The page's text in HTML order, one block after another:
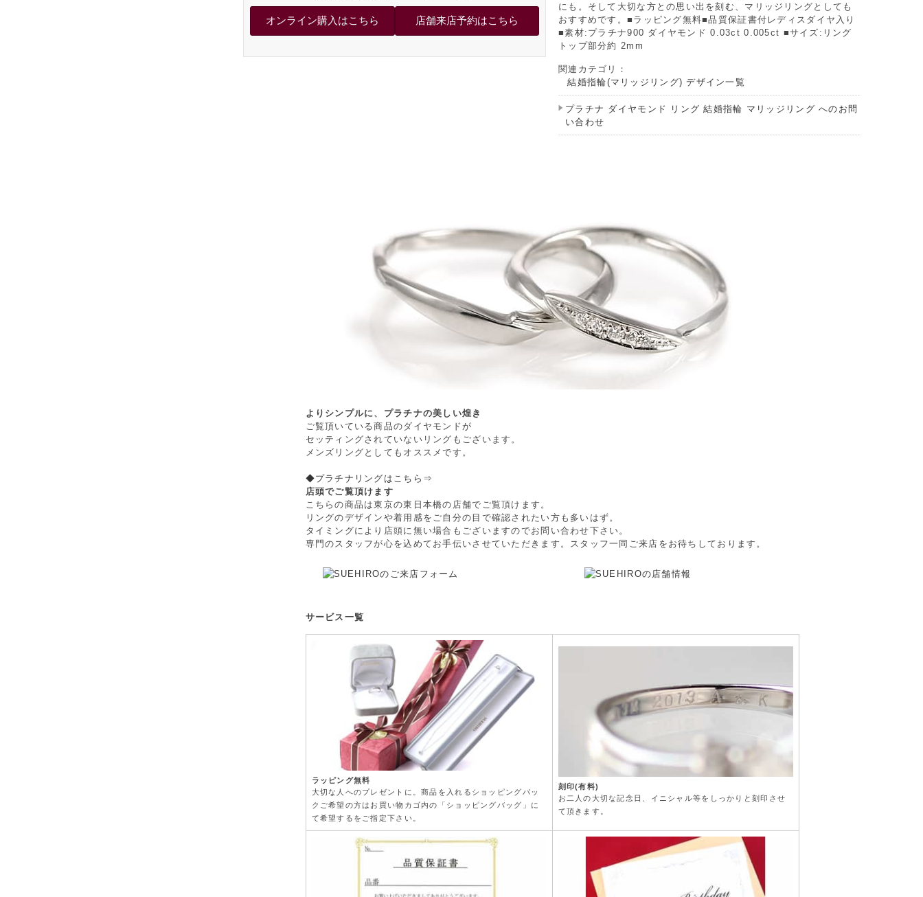
にも。そして大切な方との思い出を刻む、マリッジリングとしても
おすすめです。■ラッピング無料■品質保証書付レディスダイヤ入り
■素材:プラチナ900 ダイヤモンド 0.03ct 0.005ct ■サイズ:リング
トップ部分約 2mm
関連カテゴリ：
結婚指輪(マリッジリング) デザイン一覧
プラチナ ダイヤモンド リング 結婚指輪 マリッジリング へのお問
い合わせ
よりシンプルに、プラチナの美しい煌き
ご覧頂いている商品のダイヤモンドが
セッティングされていないリングもございます。
メンズリングとしてもオススメです。
◆プラチナリングはこちら⇒
店頭でご覧頂けます
こちらの商品は東京の東日本橋の店舗でご覧頂けます。
リングのデザインや着用感をご自分の目で確認されたい方も多いはず。
タイミングにより店頭に無い場合もございますのでお問い合わせ下さい。
専門のスタッフが心を込めてお手伝いさせていただきます。スタッフ一同ご来店をお待ちしております。
サービス一覧
ラッピング無料
大切な人へのプレゼントに。商品を入れるショッピングバッ
クご希望の方はお買い物カゴ内の「ショッピングバッグ」に
て希望するをご指定下さい。
刻印(有料)
お二人の大切な記念日、イニシャル等をしっかりと刻印させ
て頂きます。